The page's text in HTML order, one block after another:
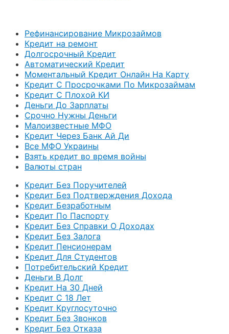
Рефинансирование Микрозаймов
Кредит на ремонт
Долгосрочный Кредит
Автоматический Кредит
Моментальный Кредит Онлайн На Карту
Кредит С Просрочками По Микрозаймам
Кредит С Плохой КИ
Деньги До Зарплаты
Срочно Нужны Деньги
Малоизвестные МФО
Кредит Через Банк Ай Ди
Все МФО Украины
Взять кредит во время войны
Валюты стран
Кредит Без Поручителей
Кредит Без Подтверждения Дохода
Кредит Безработным
Кредит По Паспорту
Кредит Без Справки О Доходах
Кредит Без Залога
Кредит Пенсионерам
Кредит Для Студентов
Потребительский Кредит
Деньги В Долг
Кредит На 30 Дней
Кредит С 18 Лет
Кредит Круглосуточно
Кредит Без Звонков
Кредит Без Отказа